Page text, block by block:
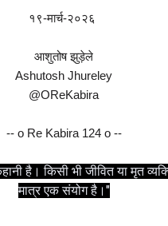
१९-मार्च-२०२६
आशुतोष झुड़ेले
Ashutosh Jhureley
@OReKabira
-- o Re Kabira 124 o --
है। किसी भी जीवित या मृत
मात्र एक संयोग है।"